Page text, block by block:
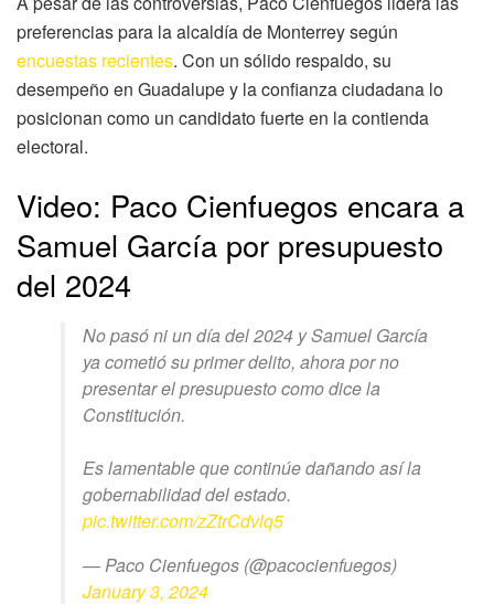
preferencias para la alcaldía de Monterrey según
encuestas recientes. Con un sólido respaldo, su
desempeño en Guadalupe y la confianza ciudadana lo
posicionan como un candidato fuerte en la contienda
electoral.
Video: Paco Cienfuegos encara a
Samuel García por presupuesto
del 2024
No pasó ni un día del 2024 y Samuel García
ya cometió su primer delito, ahora por no
presentar el presupuesto como dice la
Constitución.
Es lamentable que continúe dañando así la
gobernabilidad del estado.
pic.twitter.com/zZtrCdvlq5
— Paco Cienfuegos (@pacocienfuegos)
January 3, 2024